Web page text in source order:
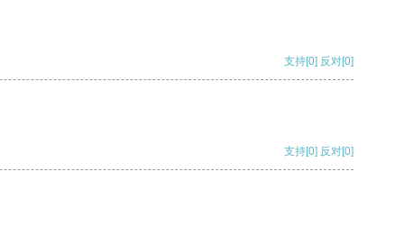
支持[0] 反对[0]
支持[0] 反对[0]